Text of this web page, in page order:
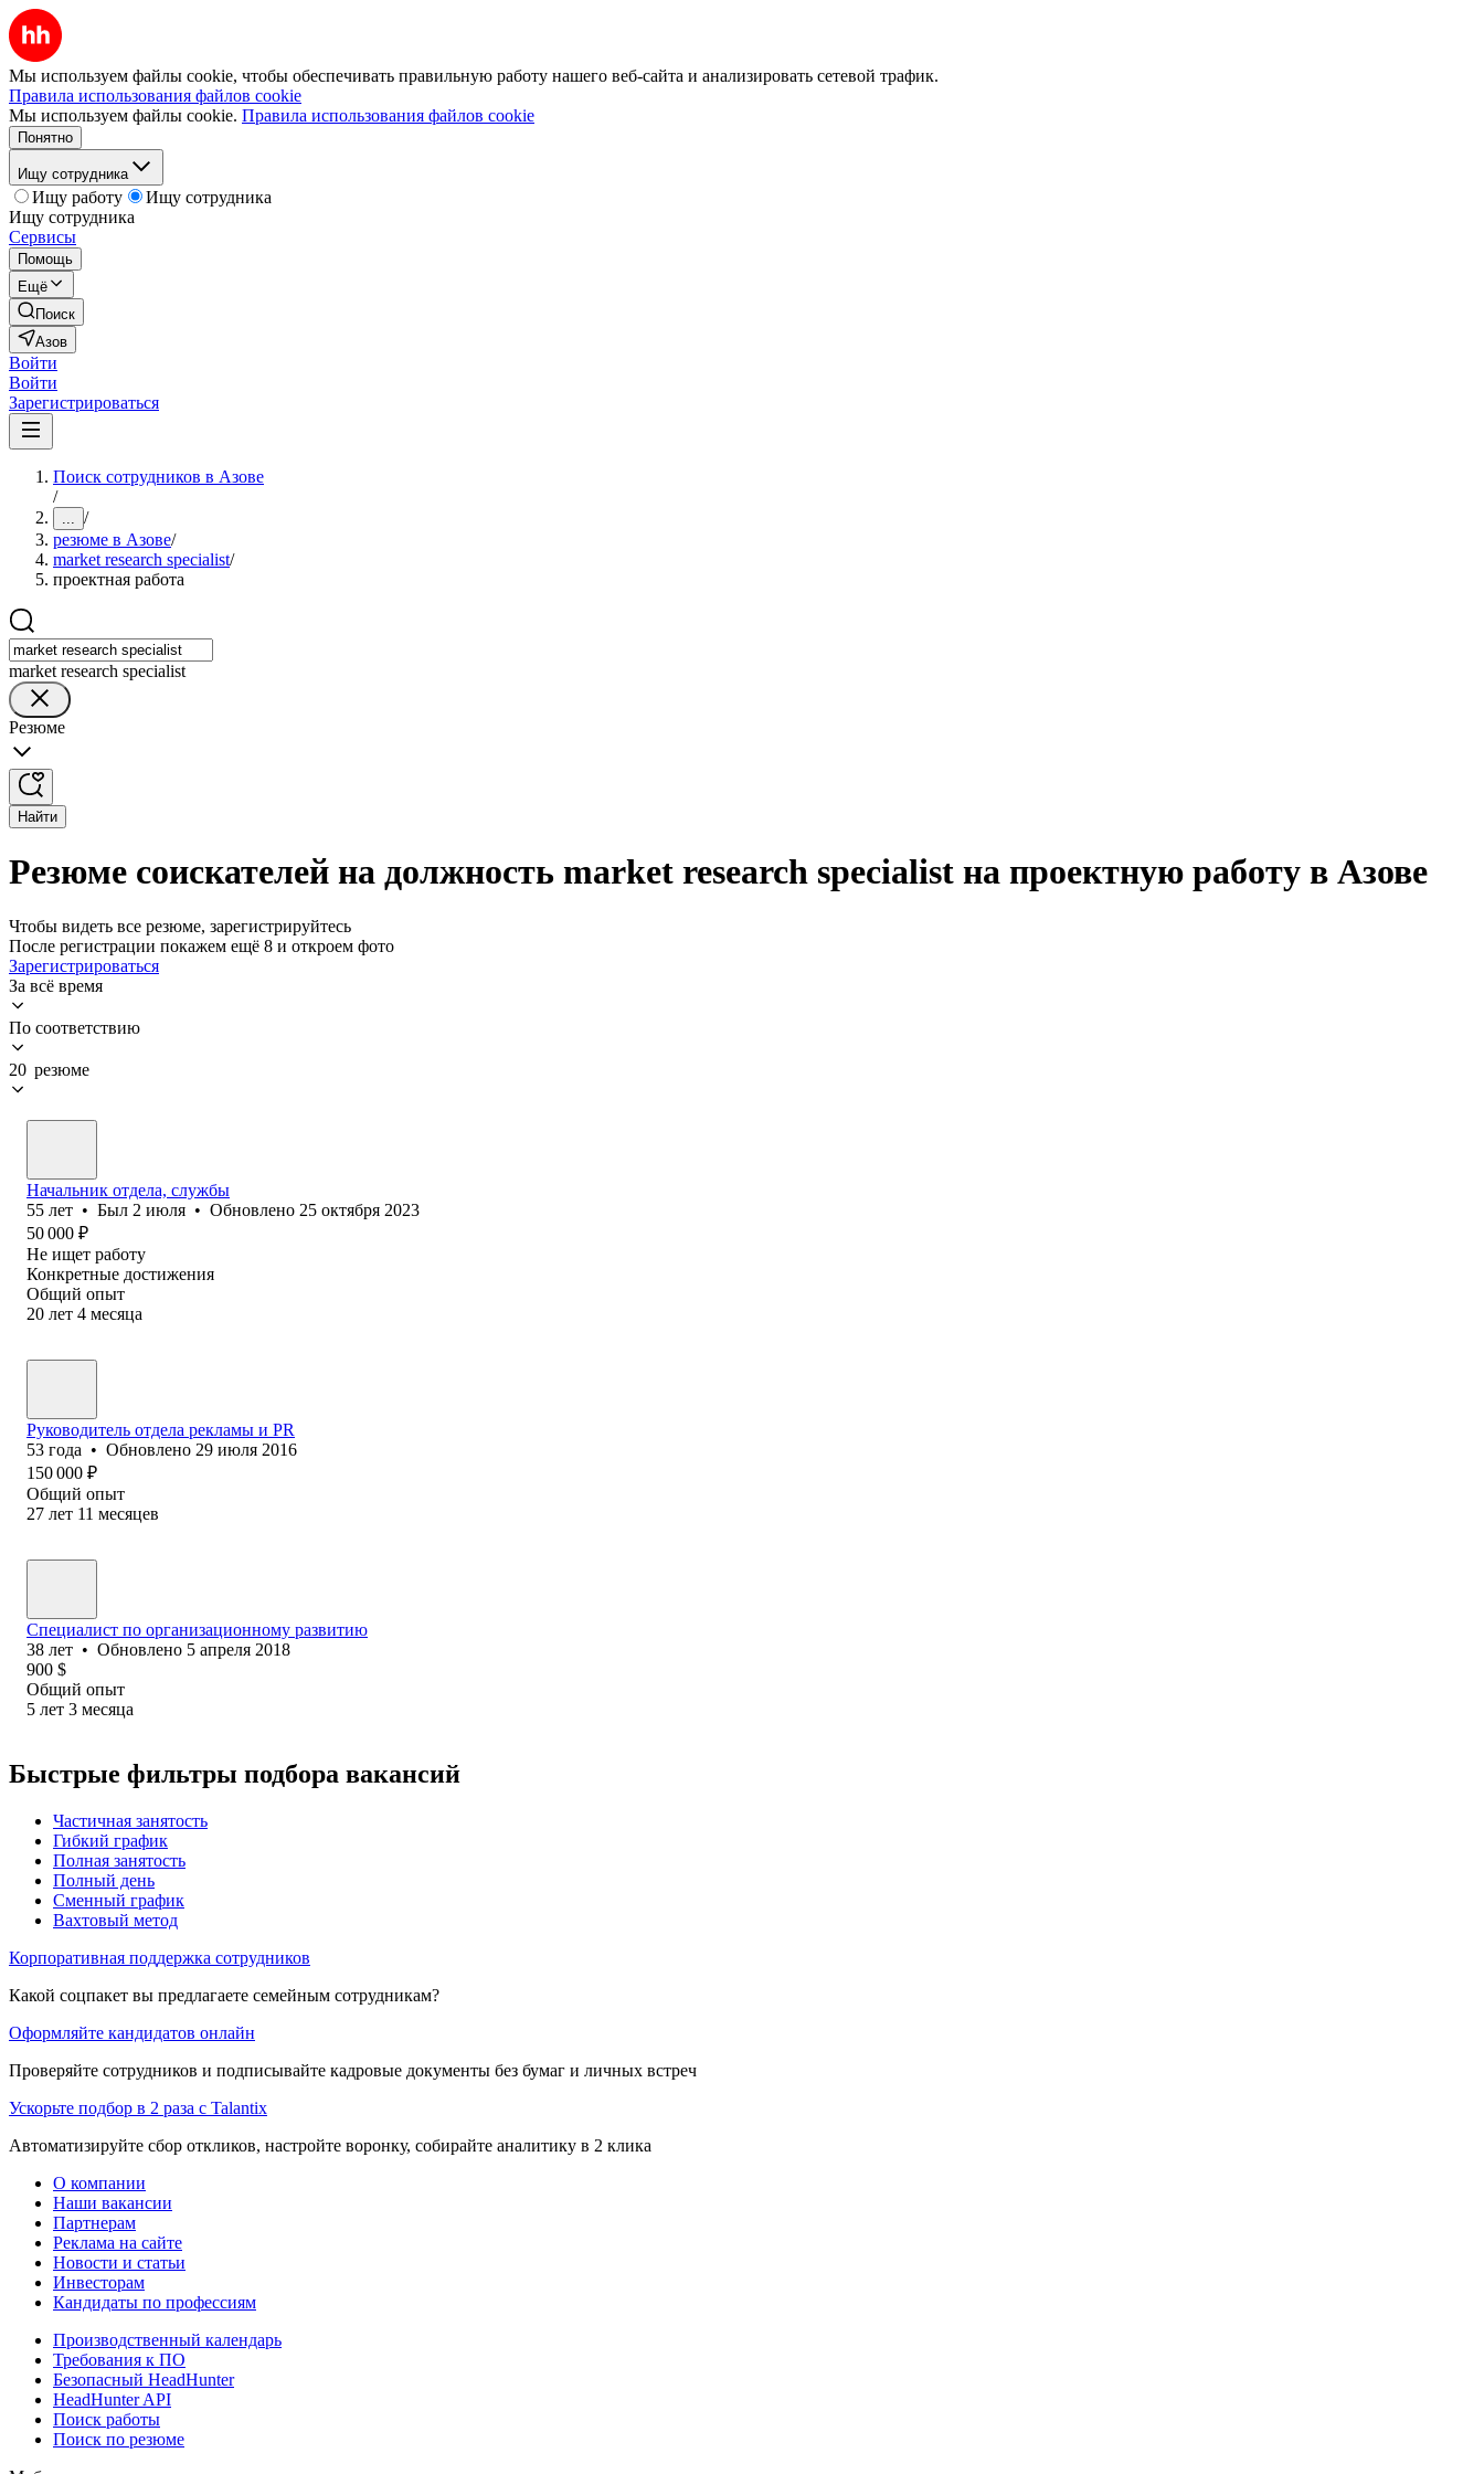
Мы используем файлы cookie, чтобы обеспечивать правильную работу нашего веб-сайта и анализировать сетевой трафик.
Правила использования файлов cookie
Мы используем файлы cookie. Правила использования файлов cookie
Понятно
Ищу сотрудника
Ищу работу
Ищу сотрудника
Ищу сотрудника
Сервисы
Помощь
Ещё
Поиск
Азов
Войти
Войти
Зарегистрироваться
Поиск сотрудников в Азове
/
... /
резюме в Азове/
market research specialist/
проектная работа
market research specialist
Резюме
Найти
Резюме соискателей на должность market research specialist на проектную работу в Азове
Чтобы видеть все резюме, зарегистрируйтесь
После регистрации покажем ещё 8 и откроем фото
Зарегистрироваться
За всё время
По соответствию
20 резюме
Начальник отдела, службы
55 лет • Был 2 июля • Обновлено 25 октября 2023
50 000 ₽
Не ищет работу
Конкретные достижения
Общий опыт
20 лет 4 месяца
Руководитель отдела рекламы и PR
53 года • Обновлено 29 июля 2016
150 000 ₽
Общий опыт
27 лет 11 месяцев
Специалист по организационному развитию
38 лет • Обновлено 5 апреля 2018
900 $
Общий опыт
5 лет 3 месяца
Быстрые фильтры подбора вакансий
Частичная занятость
Гибкий график
Полная занятость
Полный день
Сменный график
Вахтовый метод
Корпоративная поддержка сотрудников
Какой соцпакет вы предлагаете семейным сотрудникам?
Оформляйте кандидатов онлайн
Проверяйте сотрудников и подписывайте кадровые документы без бумаг и личных встреч
Ускорьте подбор в 2 раза с Talantix
Автоматизируйте сбор откликов, настройте воронку, собирайте аналитику в 2 клика
О компании
Наши вакансии
Партнерам
Реклама на сайте
Новости и статьи
Инвесторам
Кандидаты по профессиям
Производственный календарь
Требования к ПО
Безопасный HeadHunter
HeadHunter API
Поиск работы
Поиск по резюме